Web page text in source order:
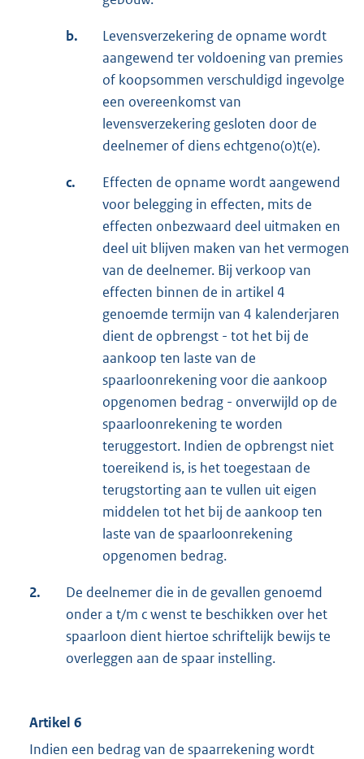
b.
Levensverzekering de opname wordt
aangewend ter voldoening van premies
of koopsommen verschuldigd ingevolge
een overeenkomst van
levensverzekering gesloten door de
deelnemer of diens echtgeno(o)t(e).
c.
Effecten de opname wordt aangewend
voor belegging in effecten, mits de
effecten onbezwaard deel uitmaken en
deel uit blijven maken van het vermogen
van de deelnemer. Bij verkoop van
effecten binnen de in artikel 4
genoemde termijn van 4 kalenderjaren
dient de opbrengst - tot het bij de
aankoop ten laste van de
spaarloonrekening voor die aankoop
opgenomen bedrag - onverwijld op de
spaarloonrekening te worden
teruggestort. Indien de opbrengst niet
toereikend is, is het toegestaan de
terugstorting aan te vullen uit eigen
middelen tot het bij de aankoop ten
laste van de spaarloonrekening
opgenomen bedrag.
2.
De deelnemer die in de gevallen genoemd
onder a t/m c wenst te beschikken over het
spaarloon dient hiertoe schriftelijk bewijs te
overleggen aan de spaar instelling.
Artikel 6
Indien een bedrag van de spaarrekening wordt